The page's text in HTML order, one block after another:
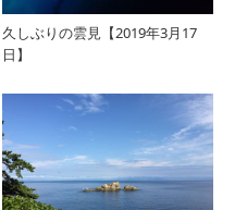
久しぶりの雲見【2019年3月17
日】